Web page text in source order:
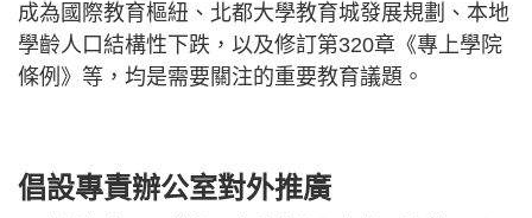
成為國際教育樞紐、北都大學教育城發展規劃、本地
學齡人口結構性下跌，以及修訂第320章《專上學院
條例》等，均是需要關注的重要教育議題。
倡設專責辦公室對外推廣